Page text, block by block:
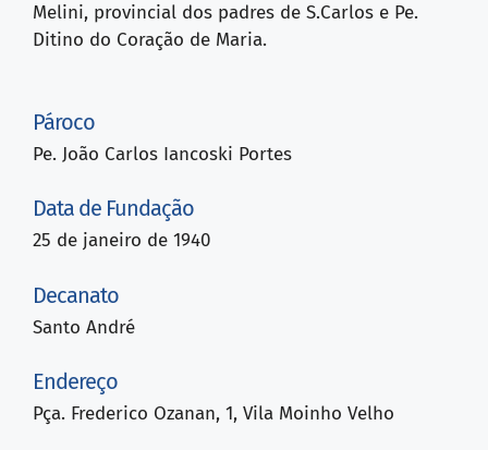
Pároco
Pe. João Carlos Iancoski Portes
Data de Fundação
25 de janeiro de 1940
Decanato
Santo André
Endereço
Pça. Frederico Ozanan, 1, Vila Moinho Velho
Melini, provincial dos padres de S.Carlos e Pe.
Ditino do Coração de Maria.